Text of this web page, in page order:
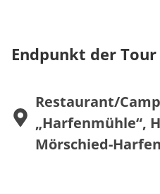
über Herrstein zur
Campingplatz Harfenmühle)
(Einstieg in Weiden über
Tagesaktuelle
Endpunkt der Tour
Restaurant/
„Harfenmühle“,
Mörschied-